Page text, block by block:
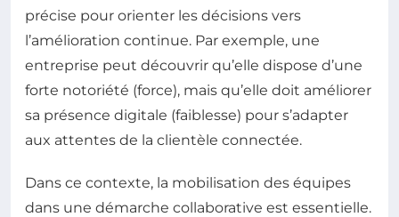
précise pour orienter les décisions vers
l’amélioration continue. Par exemple, une
entreprise peut découvrir qu’elle dispose d’une
forte notoriété (force), mais qu’elle doit améliorer
sa présence digitale (faiblesse) pour s’adapter
aux attentes de la clientèle connectée.
Dans ce contexte, la mobilisation des équipes
dans une démarche collaborative est essentielle.